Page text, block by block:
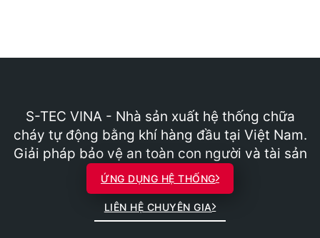
S-TEC VINA - Nhà sản xuất hệ thống chữa
cháy tự động bằng khí hàng đầu tại Việt Nam.
Giải pháp bảo vệ an toàn con người và tài sản
ỨNG DỤNG HỆ THỐNG
LIÊN HỆ CHUYÊN GIA